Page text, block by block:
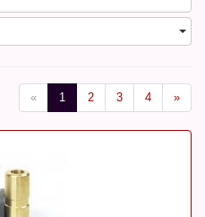
« 1 2 3 4 »